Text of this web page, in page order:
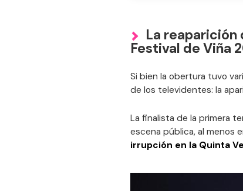
La reaparición
Festival de Viña
Si bien la obertura tuvo
de los televidentes: la
La finalista de la primera
escena pública, al menos
irrupción en la Quinta